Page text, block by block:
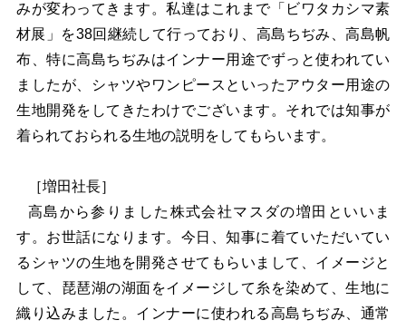
みが変わってきます。私達はこれまで「ビワタカシマ素
材展」を38回継続して行っており、高島ちぢみ、高島帆
布、特に高島ちぢみはインナー用途でずっと使われてい
ましたが、シャツやワンピースといったアウター用途の
生地開発をしてきたわけでございます。それでは知事が
着られておられる生地の説明をしてもらいます。
［増田社長］
高島から参りました株式会社マスダの増田といいま
す。お世話になります。今日、知事に着ていただいてい
るシャツの生地を開発させてもらいまして、イメージと
して、琵琶湖の湖面をイメージして糸を染めて、生地に
織り込みました。インナーに使われる高島ちぢみ、通常